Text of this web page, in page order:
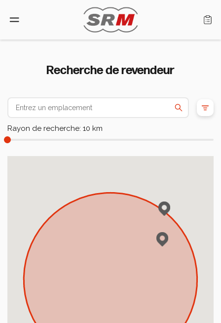
Produits
Assistance
Calculez votre consommation
Recherche de revendeur
Rayon de recherche: 10 km